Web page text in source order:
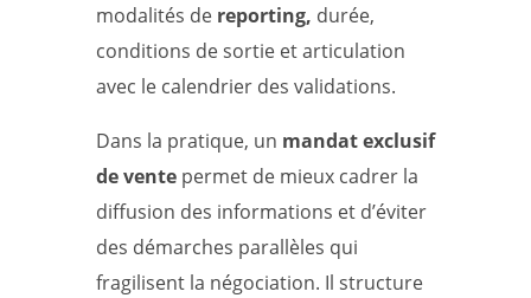
modalités de reporting, durée,
conditions de sortie et articulation
avec le calendrier des validations.
Dans la pratique, un mandat exclusif
de ventepermet de mieux cadrer la
diffusion des informations et d’éviter
des démarches parallèles qui
fragilisent la négociation. Il structure